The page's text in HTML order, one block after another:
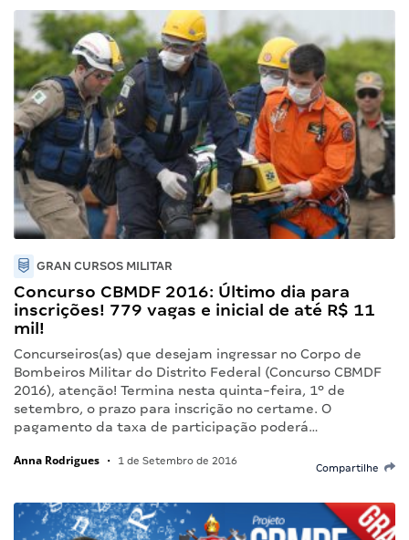
GRAN CURSOS MILITAR
Concurso CBMDF 2016: Último dia para
inscrições! 779 vagas e inicial de até R$ 11
mil!
Concurseiros(as) que desejam ingressar no Corpo de
Bombeiros Militar do Distrito Federal (Concurso CBMDF
2016), atenção! Termina nesta quinta-feira, 1º de
setembro, o prazo para inscrição no certame. O
pagamento da taxa de participação poderá…
Anna Rodrigues • 1 de Setembro de 2016
Compartilhe